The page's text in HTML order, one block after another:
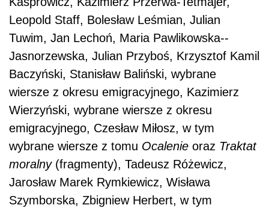
Leopold Staff, Bolesław Leśmian, Julian
Tuwim, Jan Lechoń, Maria Pawlikowska--
Jasnorzewska, Julian Przyboś, Krzysztof Kamil
Baczyński, Stanisław Baliński, wybrane
wiersze z okresu emigracyjnego, Kazimierz
Wierzyński, wybrane wiersze z okresu
emigracyjnego, Czesław Miłosz, w tym
wybrane wiersze z tomu Ocalenie oraz Traktat
moralny (fragmenty), Tadeusz Różewicz,
Jarosław Marek Rymkiewicz, Wisława
Szymborska, Zbigniew Herbert, w tym